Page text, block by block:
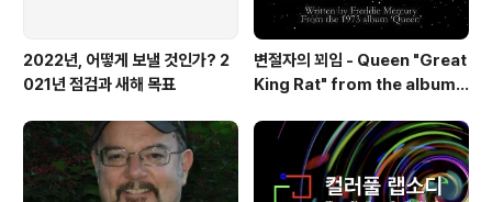
2022년, 어떻게 보낼 것인가? 2
021년 점검과 새해 목표
변절자의 꾀임 - Queen "Great
King Rat" from the album